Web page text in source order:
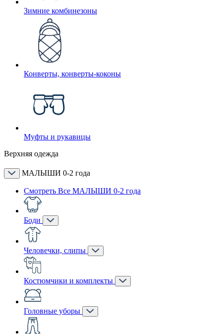
Зимние комбинезоны
Конверты, конверты-коконы
Муфты и рукавицы
Верхняя одежда
МАЛЫШИ 0-2 года
Смотреть Все МАЛЫШИ 0-2 года
Боди
Человечки, слипы
Костюмчики и комплекты
Головные уборы